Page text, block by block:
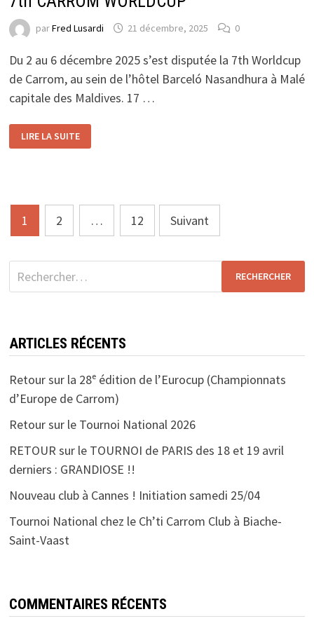
parFred Lusardi 21 décembre, 2025 0
Du 2 au 6 décembre 2025 s’est disputée la 7th Worldcup
de Carrom, au sein de l’hôtel Barceló Nasandhura à Malé
capitale des Maldives. 17 …
7TH
CARROM
WORLDCUP
LIRE LA SUITE
Pagination
des
publications
1 2 … 12 Suivant
Rechercher :
ARTICLES RÉCENTS
Retour sur la 28ᵉ édition de l’Eurocup (Championnats
d’Europe de Carrom)
Retour sur le Tournoi National 2026
RETOUR sur le TOURNOI de PARIS des 18 et 19 avril
derniers : GRANDIOSE !!
Nouveau club à Cannes ! Initiation samedi 25/04
Tournoi National chez le Ch’ti Carrom Club à Biache-
Saint-Vaast
COMMENTAIRES RÉCENTS